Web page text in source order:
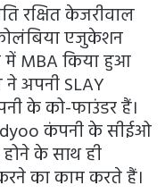
रक्षित केजरीवाल
कोलंबिया एजुकेशन
में MBA किया हुआ
अपनी SLAY
के को-फाउंडर हैं।
कंपनी के सीईओ
के साथ ही
करने का काम करते हैं।